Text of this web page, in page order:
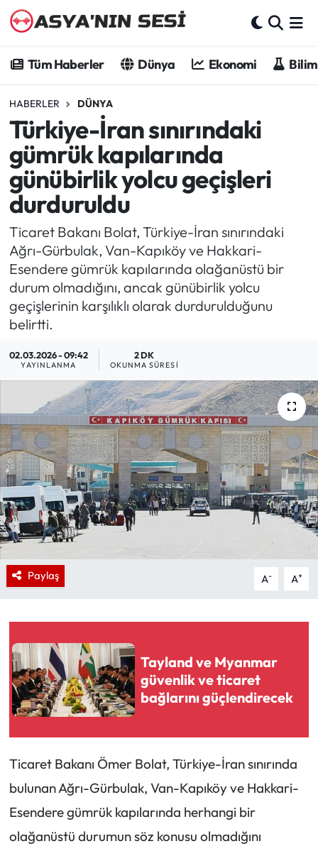
Tüm Haberler Dünya Ekonomi
HABERLER DÜNYA
Türkiye-İran sınırındaki
gümrük kapılarında
günübirlik yolcu geçişleri
durduruldu
Ticaret Bakanı Bolat, Türkiye-İran sınırındaki
Ağrı-Gürbulak, Van-Kapıköy ve Hakkari-
Esendere gümrük kapılarında olağanüstü bir
durum olmadığını, ancak günübirlik yolcu
geçişlerinin karşılıklı olarak durdurulduğunu
belirtti.
02.03.2026 - 09:42
YAYINLANMA
2 DK
OKUNMA SÜRESI
Paylaş A- A+
Tayland ve Myanmar
güvenlik ve ticaret
bağlarını güçlendirecek
Ticaret Bakanı Ömer Bolat, Türkiye-İran sınırında
bulunan Ağrı-Gürbulak, Van-Kapıköy ve Hakkari-
Esendere gümrük kapılarında herhangi bir
olağanüstü durumun söz konusu olmadığını
Dünya
Ekonomi
Bilim - Teknoloji
Kültür - Sanat
Spor
Asya-Pasifik
Yazarlar